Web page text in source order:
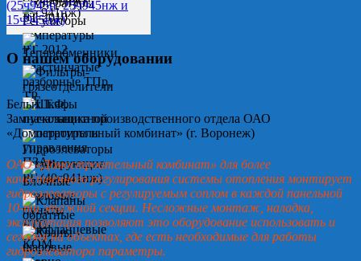
О нашем оборудовании
Белых Т.Ф.
Замначальника производственного отдела ОАО
«Домостроительный комбинат» (г. Воронеж)
ОАО «Домостроительный комбинат» для более
качественного регулирования системы отопления монтирует
гидроэлеваторы с регулируемым соплом в каждой панельной
10-ти этажной секции. Несложные монтаж, наладка,
эксплуатация позволяют это оборудование использовать и
сегодня на объектах, где есть необходимые для работы
гидроэлеватора параметры.